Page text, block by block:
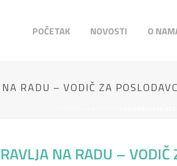
POČETAK NOVOSTI O
RADU – VODIČ ZA
NA RADU – VODIČ